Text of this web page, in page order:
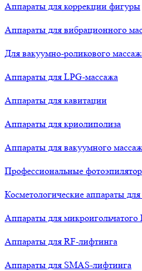
Аппараты для коррекции фигуры
Аппараты для вибрационного
Для вакуумно-роликового
Аппараты для LPG-массажа
Аппараты для кавитации
Аппараты для криолиполиза
Аппараты для вакуумного
Профессиональные
Косметологические аппараты
Аппараты для микроигольчатого
Аппараты для RF-лифтинга
Аппараты для SMAS-лифтинга